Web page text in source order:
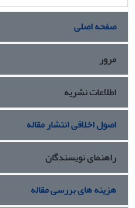
صفحه اصلی
مرور
اطلاعات نشریه
اصول اخلاقی انتشار مقاله
راهنمای نویسندگان
هزینه های بررسی مقاله